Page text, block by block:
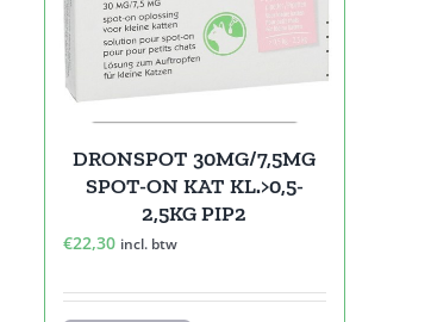
DRONSPOT 30MG/7,5MG
SPOT-ON KAT KL.>0,5-
2,5KG PIP2
€22,30 incl. btw